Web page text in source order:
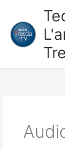
contenuto